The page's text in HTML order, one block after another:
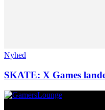
Nyhed
SKATE: X Games